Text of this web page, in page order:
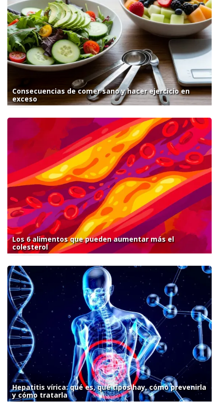
Consecuencias de comer sano y hacer ejercicio en
exceso
Los 6 alimentos que pueden aumentar más el
colesterol
Hepatitis vírica: qué es, qué tipos hay, cómo prevenirla
y cómo tratarla